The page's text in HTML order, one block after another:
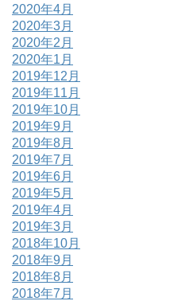
2020年4月
2020年3月
2020年2月
2020年1月
2019年12月
2019年11月
2019年10月
2019年9月
2019年8月
2019年7月
2019年6月
2019年5月
2019年4月
2019年3月
2018年10月
2018年9月
2018年8月
2018年7月